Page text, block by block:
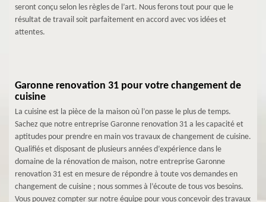
seront conçu selon les règles de l’art. Nous ferons tout pour que le
résultat de travail soit parfaitement en accord avec vos idées et
attentes.
Garonne renovation 31 pour votre changement de
cuisine
La cuisine est la pièce de la maison où l’on passe le plus de temps.
Sachez que notre entreprise Garonne renovation 31 a les capacité et
aptitudes pour prendre en main vos travaux de changement de cuisine.
Qualifiés et disposant de plusieurs années d’expérience dans le
domaine de la rénovation de maison, notre entreprise Garonne
renovation 31 est en mesure de répondre à toute vos demandes en
changement de cuisine ; nous sommes à l’écoute de tous vos besoins.
Vous pouvez compter sur notre équipe pour vous concevoir des travaux